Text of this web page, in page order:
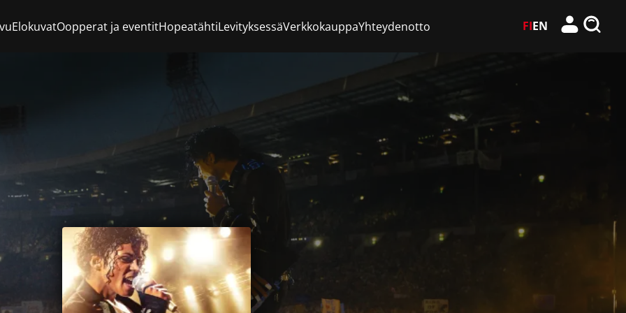
ElokuvatOopperat ja eventitHopeatähtiLevityksessäVerkkokauppaYhteydenotto FIEN